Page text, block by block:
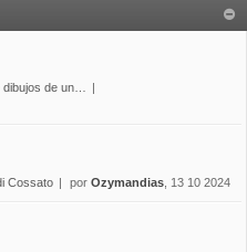
de un…
Cossato por Ozymandias , 13 10 2024